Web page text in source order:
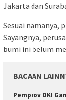
Jakarta dan
Sesuai namanya,
Sayangnya,
bumi ini belum
BACAAN
Pemprov DKI